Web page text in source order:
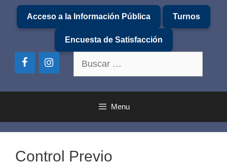
Saltar
contenido
Acceso a la Información Pública Turnos
Encuesta de Satisfacción
Menu
Control Previo